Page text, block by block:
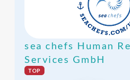
sea chefs Human
Services GmbH
TOP